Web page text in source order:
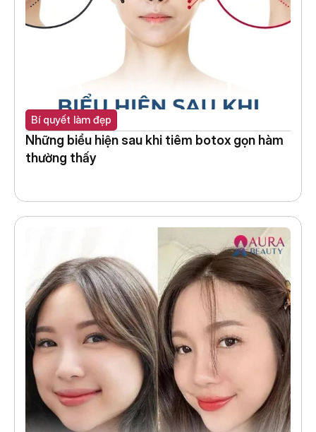
Bí quyết làm đẹp
Những biểu hiện sau khi tiêm botox gọn hàm
thường thấy